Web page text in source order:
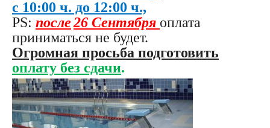
с 10:00 ч. до 12:00 ч.,
PS: после26 Сентября оплата
приниматься не будет.
Огромная просьба подготовить
оплату без сдачи.